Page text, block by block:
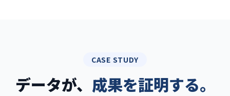
CASE STUDY
データが、 成果を証明する。